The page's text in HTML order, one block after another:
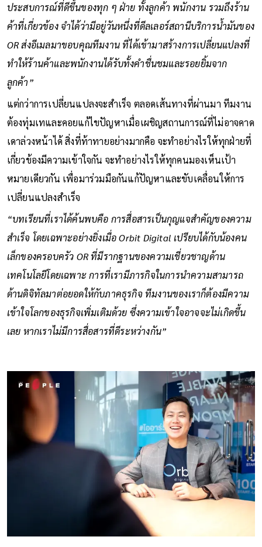
ประสบการณ์ที่ดีขึ้นของทุก ๆ ฝ่าย ทั้งลูกค้า พนักงาน รวมถึงร้าน
ค้าที่เกี่ยวข้อง จำได้ว่ามีอยู่วันหนึ่งที่ดีลเลอร์สถานีบริการน้ำมันของ
OR ส่งอีเมลมาขอบคุณทีมงาน ที่ได้เข้ามาสร้างการเปลี่ยนแปลงที่
ทำให้ร้านค้าและพนักงานได้รับทั้งคำชื่นชมและรอยยิ้มจาก
ลูกค้า”
แต่กว่าการเปลี่ยนแปลงจะสำเร็จ ตลอดเส้นทางที่ผ่านมา ทีมงาน
ต้องทุ่มเทและคอยแก้ไขปัญหาเมื่อเผชิญสถานการณ์ที่ไม่อาจคาด
เดาล่วงหน้าได้ สิ่งที่ท้าทายอย่างมากคือ จะทำอย่างไรให้ทุกฝ่ายที่
เกี่ยวข้องมีความเข้าใจกัน จะทำอย่างไรให้ทุกคนมองเห็นเป้า
หมายเดียวกัน เพื่อมาร่วมมือกันแก้ปัญหาและขับเคลื่อนให้การ
เปลี่ยนแปลงสำเร็จ
“บทเรียนที่เราได้ค้นพบคือ การสื่อสารเป็นกุญแจสำคัญของความ
สำเร็จ โดยเฉพาะอย่างยิ่งเมื่อ Orbit Digital เปรียบได้กับน้องคน
เล็กของครอบครัว OR ที่มีรากฐานของความเชี่ยวชาญด้าน
เทคโนโลยีโดยเฉพาะ การที่เรามีภารกิจในการนำความสามารถ
ด้านดิจิทัลมาต่อยอดให้กับภาคธุรกิจ ทีมงานของเราก็ต้องมีความ
เข้าใจโลกของธุรกิจเพิ่มเติมด้วย ซึ่งความเข้าใจอาจจะไม่เกิดขึ้น
เลย หากเราไม่มีการสื่อสารที่ดีระหว่างกัน”